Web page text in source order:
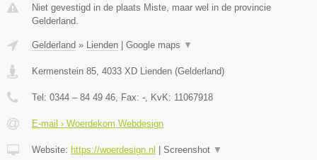
Niet gevestigd in de plaats Miste, maar wel in de provincie
Gelderland.
Gelderland » Lienden Google maps ▼
Kermenstein 85 4033 XD Lienden (Gelderland)
Tel: 0344 – 84 49 46 , Fax: - , KvK: 11067918
E-mail › Woerdekom Webdesign
Website: https://woerdesign.nl Screenshot ▼